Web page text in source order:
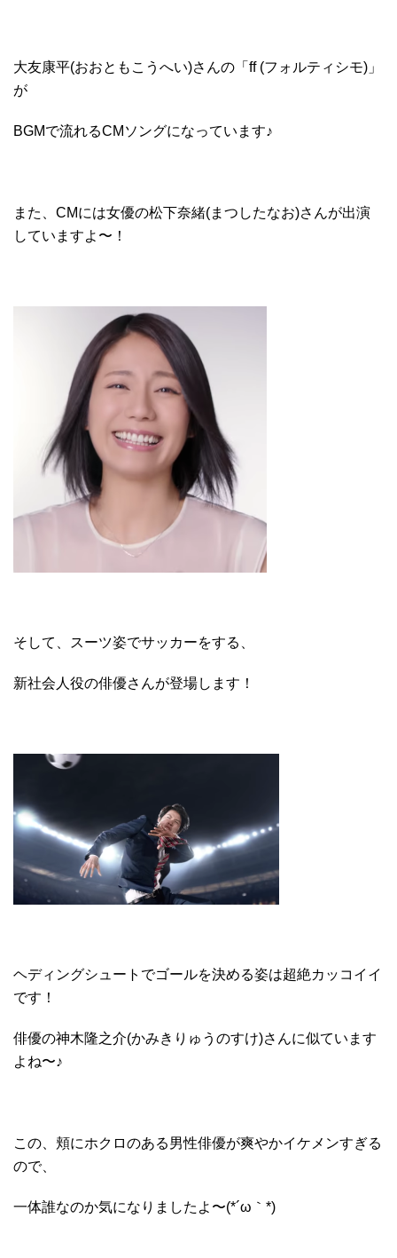
大友康平(おおともこうへい)さんの「ff (フォルティシモ)」
が
BGMで流れるCMソングになっています♪
また、CMには女優の松下奈緒(まつしたなお)さんが出演
していますよ〜！
そして、スーツ姿でサッカーをする、
新社会人役の俳優さんが登場します！
ヘディングシュートでゴールを決める姿は超絶カッコイイ
です！
俳優の神木隆之介(かみきりゅうのすけ)さんに似ています
よね〜♪
この、頬にホクロのある男性俳優が爽やかイケメンすぎる
ので、
一体誰なのか気になりましたよ〜(*´ω｀*)